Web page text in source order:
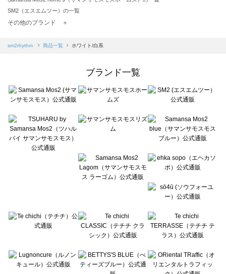
SM2（エスエムツー）の一覧
TSUHARU by Samansa Mos2（ツハルバイサマンサモスモス）の一覧
Samansa Mos2 blue（サマンサモスモス ブルー）の一覧
Te chichi（テチチ）の一覧
Te chichi CLASSIC（テチチ クラシック）の一覧
Lugnoncure（ルノンキュール）の一覧
BETTY'S BLUE（べティーズブルー）の一覧
Wpc.（ワールドパーティー）の一覧
その他のブランド ＋
sm2rhythm 商品一覧 ホワイト/白系
ブランド一覧